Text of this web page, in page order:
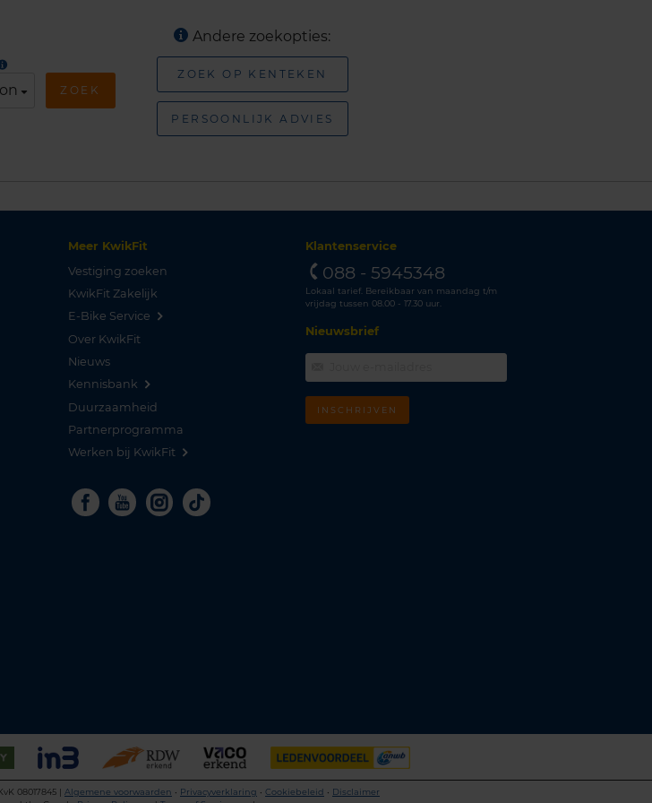
ZOEK
Andere zoekopties:
ZOEK OP KENTEKEN
PERSOONLIJK ADVIES
Meer KwikFit
Vestiging zoeken
KwikFit Zakelijk
E-Bike Service
Over KwikFit
Nieuws
Kennisbank
Duurzaamheid
Partnerprogramma
Werken bij KwikFit
Facebook
YoutubeInstagram
Tiktok
Klantenservice
088 - 5945348
Lokaal tarief. Bereikbaar van maandag t/m
vrijdag tussen 08.00 - 17.30 uur.
Nieuwsbrief
INSCHRIJVEN
08017845 | Algemene voorwaarden • Privacyverklaring • Cookiebeleid • Disclaimer